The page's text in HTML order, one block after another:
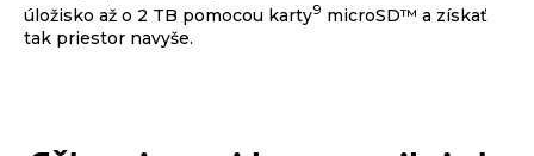
úložisko až o 2 TB pomocou karty9 microSD™ a získať
tak priestor navyše.